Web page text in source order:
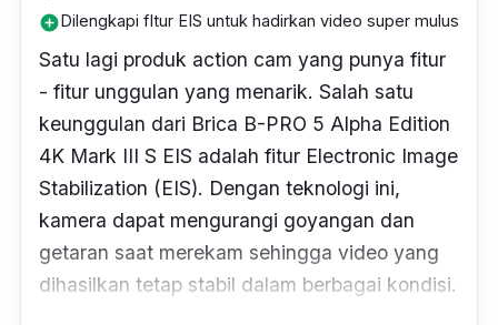
add_circleDilengkapi fItur EIS untuk hadirkan video super mulus
Satu lagi produk action cam yang punya fitur
- fitur unggulan yang menarik. Salah satu
keunggulan dari Brica B-PRO 5 Alpha Edition
4K Mark III S EIS adalah fitur Electronic Image
Stabilization (EIS). Dengan teknologi ini,
kamera dapat mengurangi goyangan dan
getaran saat merekam sehingga video yang
dihasilkan tetap stabil dalam berbagai kondisi.